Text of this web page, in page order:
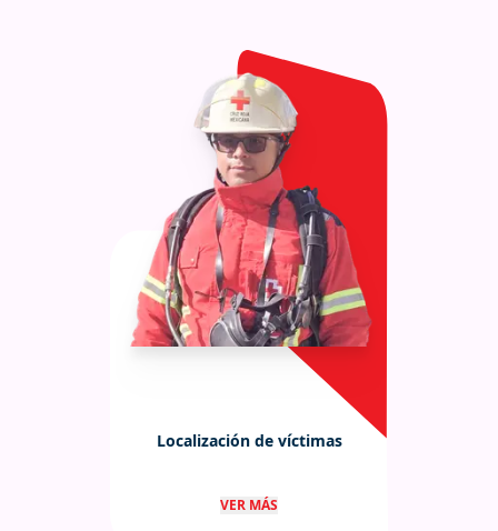
Localización de víctimas
Localización de víctimas mediante
VER MÁS